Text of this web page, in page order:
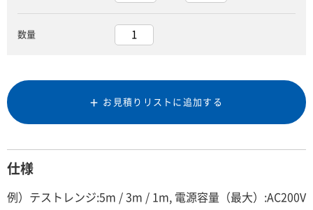
数量
お見積りリストに追加する
仕様
例）テストレンジ:5m / 3m / 1m, 電源容量（最大）:AC200V